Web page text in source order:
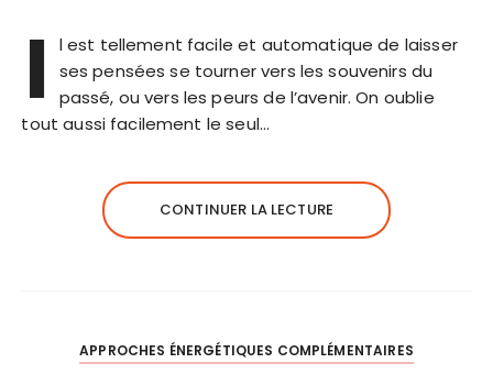
I
l est tellement facile et automatique de laisser
ses pensées se tourner vers les souvenirs du
passé, ou vers les peurs de l’avenir. On oublie
tout aussi facilement le seul…
CONTINUER LA LECTURE
APPROCHES ÉNERGÉTIQUES COMPLÉMENTAIRES